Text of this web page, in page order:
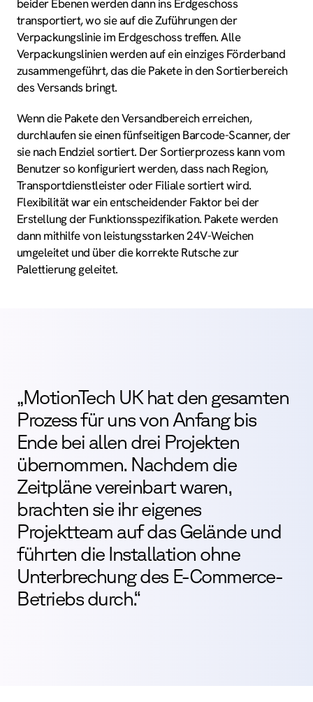
beider Ebenen werden dann ins Erdgeschoss
transportiert, wo sie auf die Zuführungen der
Verpackungslinie im Erdgeschoss treffen. Alle
Verpackungslinien werden auf ein einziges Förderband
zusammengeführt, das die Pakete in den Sortierbereich
des Versands bringt.
Wenn die Pakete den Versandbereich erreichen,
durchlaufen sie einen fünfseitigen Barcode-Scanner, der
sie nach Endziel sortiert. Der Sortierprozess kann vom
Benutzer so konfiguriert werden, dass nach Region,
Transportdienstleister oder Filiale sortiert wird.
Flexibilität war ein entscheidender Faktor bei der
Erstellung der Funktionsspezifikation. Pakete werden
dann mithilfe von leistungsstarken 24V-Weichen
umgeleitet und über die korrekte Rutsche zur
Palettierung geleitet.
„MotionTech UK hat den gesamten
Prozess für uns von Anfang bis
Ende bei allen drei Projekten
übernommen. Nachdem die
Zeitpläne vereinbart waren,
brachten sie ihr eigenes
Projektteam auf das Gelände und
führten die Installation ohne
Unterbrechung des E-Commerce-
Betriebs durch.“